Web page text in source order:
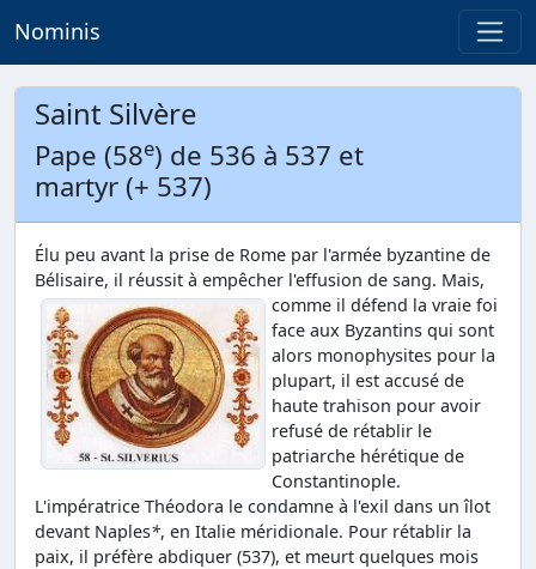
Nominis
Saint Silvère
Pape (58e) de 536 à 537 et
martyr (+ 537)
Élu peu avant la prise de Rome par l'armée byzantine de
Bélisaire, il réussit à empêcher l'effusion de sang. Mais,
comme il défend la vraie foi
face aux Byzantins qui sont
alors monophysites pour la
plupart, il est accusé de
haute trahison pour avoir
refusé de rétablir le
patriarche hérétique de
Constantinople.
L'impératrice Théodora le condamne à l'exil dans un îlot
devant Naples*, en Italie méridionale. Pour rétablir la
paix, il préfère abdiquer (537), et meurt quelques mois